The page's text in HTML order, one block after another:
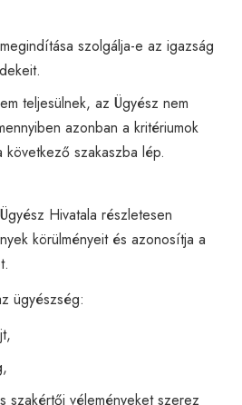
szolgálja-e az igazság
teljesülnek, az Ügyész nem
azonban a kritériumok
következő szakaszba lép.
Hivatala részletesen
körülményeit és azonosítja a
ügyészség:
szakértői véleményeket szerez